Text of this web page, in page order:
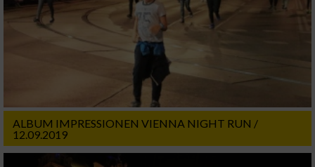
ALBUM IMPRESSIONEN VIENNA NIGHT RUN /
12.09.2019